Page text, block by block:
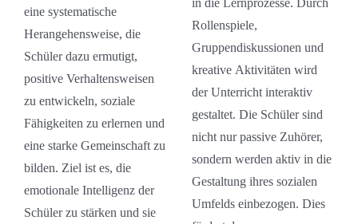
eine systematische
Herangehensweise, die
Schüler dazu ermutigt,
positive Verhaltensweisen
zu entwickeln, soziale
Fähigkeiten zu erlernen und
eine starke Gemeinschaft zu
bilden. Ziel ist es, die
emotionale Intelligenz der
Schüler zu stärken und sie
in die Lernprozesse. Durch
Rollenspiele,
Gruppendiskussionen und
kreative Aktivitäten wird
der Unterricht interaktiv
gestaltet. Die Schüler sind
nicht nur passive Zuhörer,
sondern werden aktiv in die
Gestaltung ihres sozialen
Umfelds einbezogen. Dies